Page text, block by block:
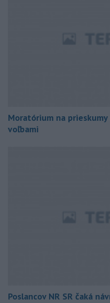
Moratórium na
voľbami
Poslancov NR SR čaká